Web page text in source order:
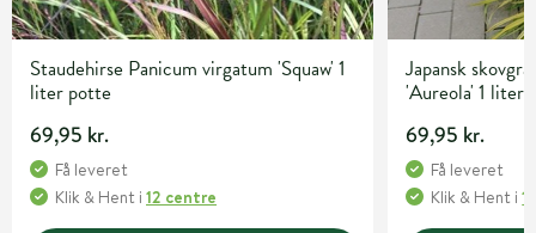
Staudehirse Panicum virgatum 'Squaw' 1
liter potte
69,95 kr.
Få leveret
Klik & Hent i 12 centre
Japansk
'Aureola' 1 liter
69,95 kr.
Få leveret
Klik & Hent i